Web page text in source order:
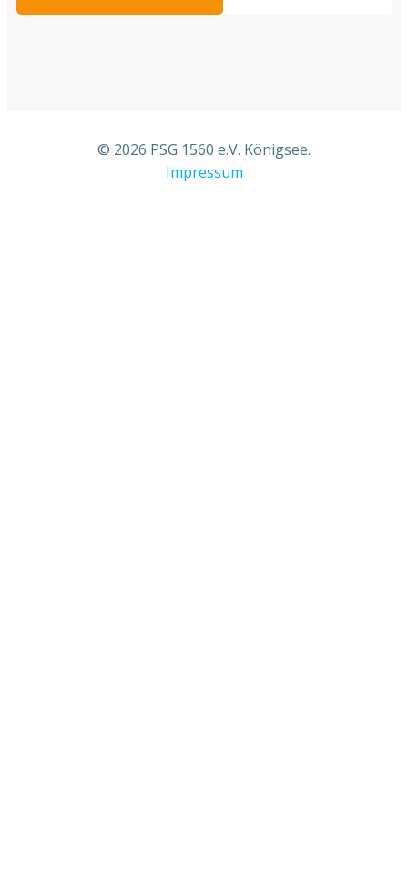
© 2026 PSG 1560 e.V. Königsee.
Impressum